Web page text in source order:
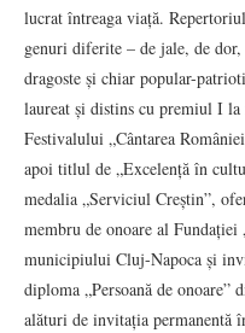
lucrat întreaga viață.
genuri diferite – de jale, de
dragoste și chiar popular-
laureat și distins cu premiul I
Festivalului „Cântarea
apoi titlul de „Excelență în
medalia „Serviciul Creștin”,
membru de onoare al Fundației
municipiului Cluj-Napoca și
diploma „Persoană de onoare”
alături de invitația permanentă